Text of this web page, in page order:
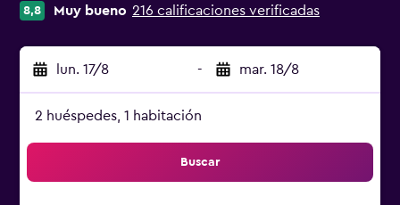
8,8 Muy bueno 216 calificaciones verificadas
lun. 17/8 - mar. 18/8
2 huéspedes, 1 habitación
Buscar